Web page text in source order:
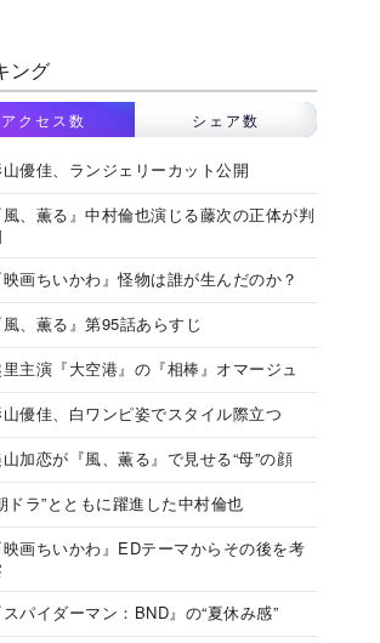
ング
アクセス数 シェア数
優佳、ランジェリーカット公開
風、薫る』中村倫也演じる藤次の正体が判
映画ちいかわ』怪物は誰が生んだのか？
風、薫る』第95話あらすじ
里主演『大空港』の『相棒』オマージュ
優佳、白ワンピ姿でスタイル際立つ
加恋が『風、薫る』で見せる“母”の顔
ドラ”とともに躍進した中村倫也
映画ちいかわ』EDテーマからその後を考
スパイダーマン：BND』の“夏休み感”